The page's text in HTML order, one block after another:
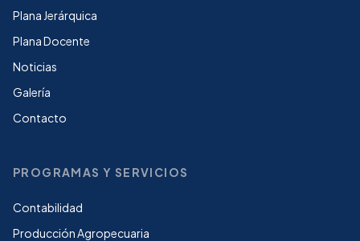
Plana Jerárquica
Plana Docente
Noticias
Galería
Contacto
PROGRAMAS Y SERVICIOS
Contabilidad
Producción Agropecuaria